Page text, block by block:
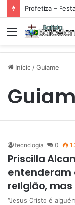
Profetiza –
Menu
Início /Guiame
tecnologia 0
Priscilla
entenderam
religião, mas
“Jesus Cristo é